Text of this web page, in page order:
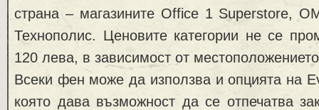
страна – магазинитe Office 1 Superstore,
Технополис. Ценовите категории не се
120 лева, в зависимост от
Всеки фен може да използва и опцията на
която дава възможност да се отпечатва